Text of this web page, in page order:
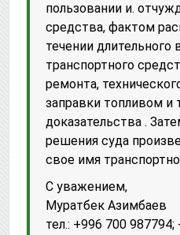
пользовании и.
средства, фактом
течении длительного
транспортного
ремонта,
заправки топливом и
доказательства .
решения суда
свое имя
С уважением,
Муратбек Азимбаев
тел.: +996 700